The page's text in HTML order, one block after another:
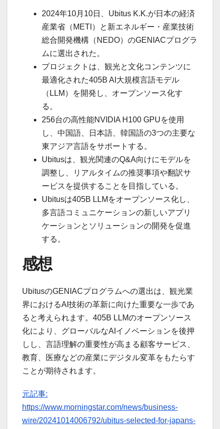
2024年10月10日、Ubitus K.K.が日本の経済
産業省（METI）と新エネルギー・産業技術
総合開発機構（NEDO）のGENIACプログラ
ムに選出された。
プロジェクトは、観光と文化コンテンツに
最適化された405B AI大規模言語モデル
（LLM）を開発し、オープンソース化す
る。
256台の高性能NVIDIA H100 GPUを使用
し、中国語、日本語、韓国語の3つの主要な
東アジア言語をサポートする。
Ubitusは、観光関連のQ&A向けにモデルを
調整し、リアルタイムの推奨事項や翻訳サ
ービスを提供することを目指している。
Ubitusは405B LLMをオープンソース化し、
多言語コミュニケーションの新しいアプリ
ケーションとソリューションの開発を促進
する。
感想
UbitusのGENIACプログラムへの選出は、観光業
界におけるAI技術の革新に向けた重要な一歩であ
ると考えられます。405B LLMのオープンソース
化により、グローバルなAIイノベーションを後押
しし、言語理解の重要性が高まる顧客サービス、
教育、医療などの産業にデジタル変革をもたらす
ことが期待されます。
元記事:
https://www.morningstar.com/news/business-
wire/20241014006792/ubitus-selected-for-japans-